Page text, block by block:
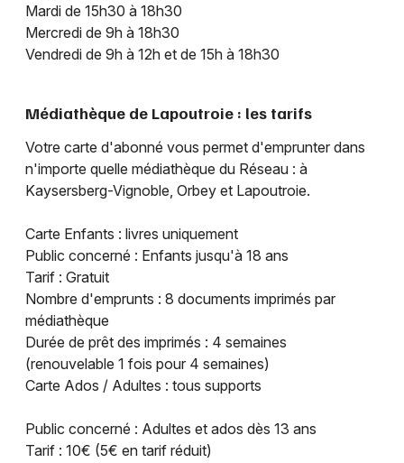
Mardi de 15h30 à 18h30
Mercredi de 9h à 18h30
Vendredi de 9h à 12h et de 15h à 18h30
Médiathèque de Lapoutroie : les tarifs
Votre carte d'abonné vous permet d'emprunter dans
n'importe quelle médiathèque du Réseau : à
Kaysersberg-Vignoble, Orbey et Lapoutroie.
Carte Enfants : livres uniquement
Public concerné : Enfants jusqu'à 18 ans
Tarif : Gratuit
Nombre d'emprunts : 8 documents imprimés par
médiathèque
Durée de prêt des imprimés : 4 semaines
(renouvelable 1 fois pour 4 semaines)
Carte Ados / Adultes : tous supports
Public concerné : Adultes et ados dès 13 ans
Tarif : 10€ (5€ en tarif réduit)